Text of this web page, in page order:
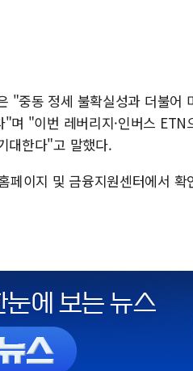
"중동 정세 불확실성과 더불어
며 "이번 레버리지·인버스
대한다"고 말했다.
페이지 및 금융지원센터에서 확